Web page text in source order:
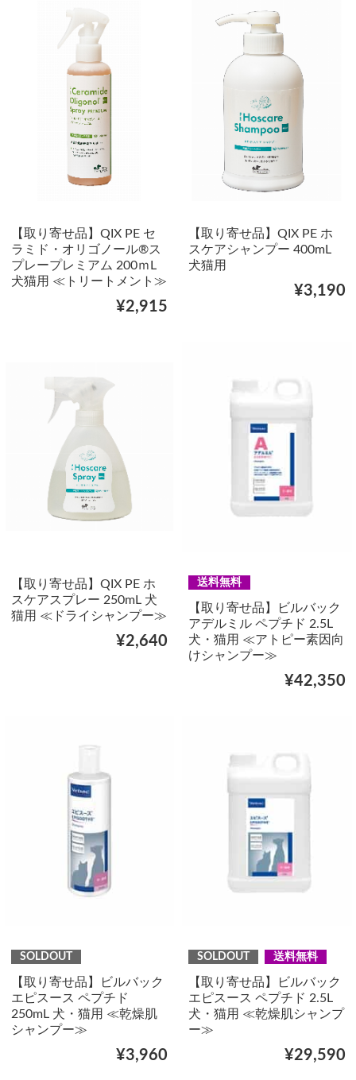
【取り寄せ品】QIX PE セ
ラミド・オリゴノール®ス
プレープレミアム 200ｍL
犬猫用 ≪トリートメント≫
¥2,915
【取り寄せ品】QIX PE ホ
スケアシャンプー 400mL
犬猫用
¥3,190
【取り寄せ品】QIX PE ホ
スケアスプレー 250mL 犬
猫用 ≪ドライシャンプー≫
¥2,640
送料無料
【取り寄せ品】ビルバック
アデルミル ペプチド 2.5L
犬・猫用 ≪アトピー素因向
けシャンプー≫
¥42,350
SOLDOUT
【取り寄せ品】ビルバック
エピスース ペプチド
250mL 犬・猫用 ≪乾燥肌
シャンプー≫
¥3,960
SOLDOUT 送料無料
【取り寄せ品】ビルバック
エピスース ペプチド 2.5L
犬・猫用 ≪乾燥肌シャンプ
ー≫
¥29,590